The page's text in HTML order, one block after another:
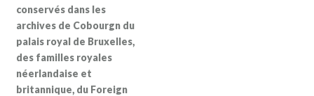
conservés dans les
archives de Cobourgn du
palais royal de Bruxelles,
des familles royales
néerlandaise et
britannique, du Foreign